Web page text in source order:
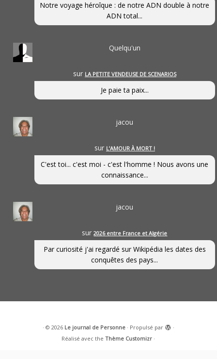
Notre voyage héroîque : de notre ADN double à notre
ADN total...
Quelqu'un
sur LA PETITE VENDEUSE DE SCENARIOS
Je paie ta paix...
jacou
sur L’AMOUR À MORT !
C'est toi... c'est moi - c'est l'homme ! Nous avons une
connaissance...
jacou
sur2026 entre France et Algérie
Par curiosité j'ai regardé sur Wikipédia les dates des
conquêtes des pays...
· © 2026 Le journal de Personne· Propulsé par
·
Réalisé avec theThème Customizr ·